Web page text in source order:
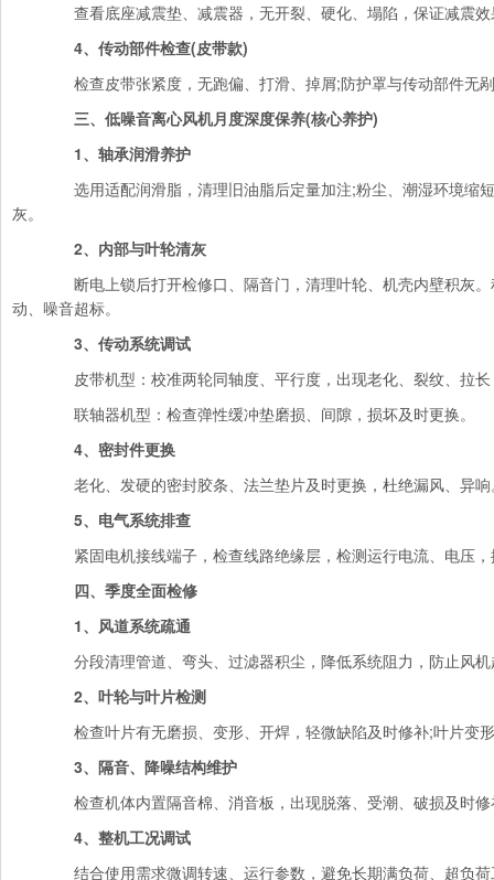
查看底座减震垫、减震器，无开裂、硬化、塌陷，保证减震效
4、传动部件检查(皮带款)
检查皮带张紧度，无跑偏、打滑、掉屑;防护罩与传动部件无
三、低噪音离心风机月度深度保养(核心养护)
1、轴承润滑养护
选用适配润滑脂，清理旧油脂后定量加注;粉尘、潮湿环境缩
灰。
2、内部与叶轮清灰
断电上锁后打开检修口、隔音门，清理叶轮、机壳内壁积灰。
动、噪音超标。
3、传动系统调试
皮带机型：校准两轮同轴度、平行度，出现老化、裂纹、拉长
联轴器机型：检查弹性缓冲垫磨损、间隙，损坏及时更换。
4、密封件更换
老化、发硬的密封胶条、法兰垫片及时更换，杜绝漏风、异响
5、电气系统排查
紧固电机接线端子，检查线路绝缘层，检测运行电流、电压，
四、季度全面检修
1、风道系统疏通
分段清理管道、弯头、过滤器积尘，降低系统阻力，防止风机
2、叶轮与叶片检测
检查叶片有无磨损、变形、开焊，轻微缺陷及时修补;叶片变
3、隔音、降噪结构维护
检查机体内置隔音棉、消音板，出现脱落、受潮、破损及时修
4、整机工况调试
结合使用需求微调转速、运行参数，避免长期满负荷、超负荷